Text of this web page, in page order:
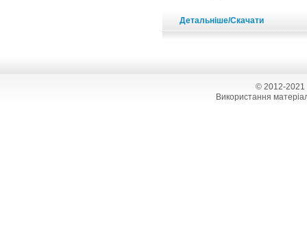
Детальніше/Скачати
© 2012-2021
Використання